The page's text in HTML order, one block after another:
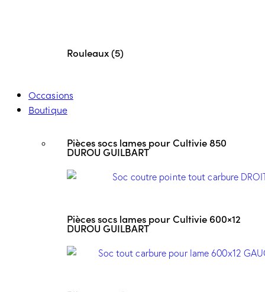
Rouleaux (5)
Occasions
Boutique
Pièces socs lames pour Cultivie 850
DUROU GUILBART
Pièces socs lames pour Cultivie 600×12
DUROU GUILBART